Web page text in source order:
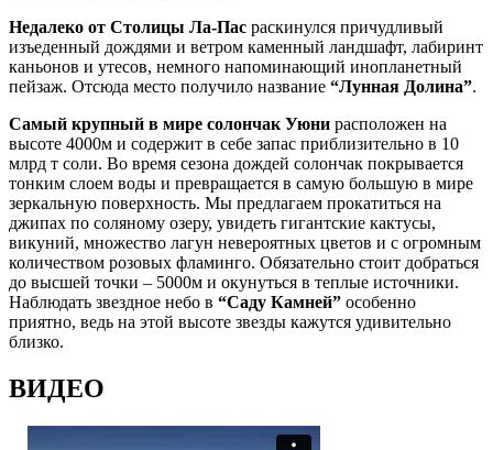
Недалеко от Столицы Ла-Пас раскинулся причудливый
изъеденный дождями и ветром каменный ландшафт, лабиринт
каньонов и утесов, немного напоминающий инопланетный
пейзаж. Отсюда место получило название “Лунная Долина”.
Самый крупный в мире солончак Уюни расположен на
высоте 4000м и содержит в себе запас приблизительно в 10
млрд т соли. Во время сезона дождей солончак покрывается
тонким слоем воды и превращается в самую большую в мире
зеркальную поверхность. Мы предлагаем прокатиться на
джипах по соляному озеру, увидеть гигантские кактусы,
викуний, множество лагун невероятных цветов и с огромным
количеством розовых фламинго. Обязательно стоит добраться
до высшей точки – 5000м и окунуться в теплые источники.
Наблюдать звездное небо в “Саду Камней” особенно
приятно, ведь на этой высоте звезды кажутся удивительно
близко.
ВИДЕО